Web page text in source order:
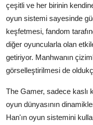
çeşitli ve her birinin
oyun sistemi sayesinde
keşfetmesi, fandom
diğer oyuncularla olan
getiriyor. Manhwanın
görselleştirilmesi de
The Gamer, sadece kaslı
oyun dünyasının
Han'ın oyun sistemini